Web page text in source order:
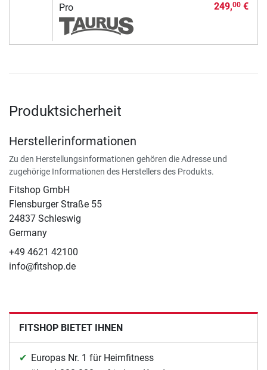
Pro 249,00€
Produktsicherheit
Herstellerinformationen
Zu den Herstellungsinformationen gehören die Adresse und
zugehörige Informationen des Herstellers des Produkts.
Fitshop GmbH
Flensburger Straße 55
24837 Schleswig
Germany
+49 4621 42100
info@fitshop.de
FITSHOP BIETET IHNEN
Europas Nr. 1 für Heimfitness